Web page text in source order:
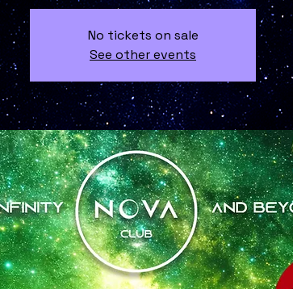
No tickets on sale
See other events